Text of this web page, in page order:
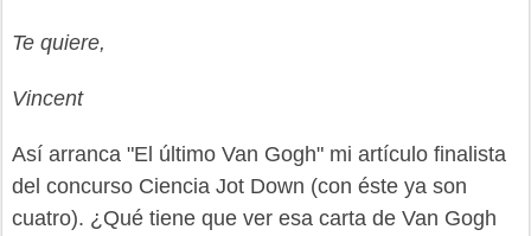
Te quiere,
Vincent
Así arranca "El último Van Gogh" mi artículo finalista
del concurso Ciencia Jot Down (con éste ya son
cuatro). ¿Qué tiene que ver esa carta de Van Gogh